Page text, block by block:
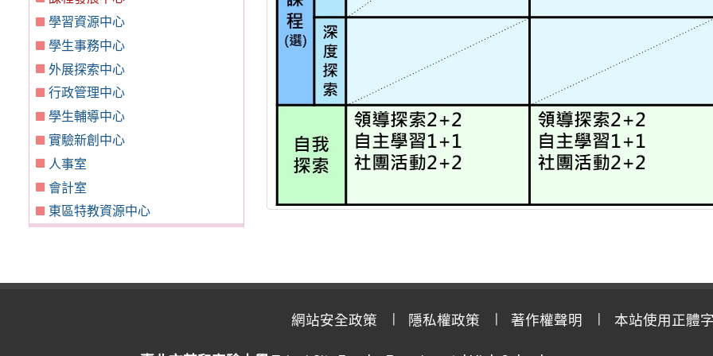
學習資源中心
學生事務中心
外展探索中心
行政管理中心
學生輔導中心
實驗新創中心
人事室
會計室
東區特教資源中心
網站安全政策 隱私權政策 著作權聲明 本站使用正體